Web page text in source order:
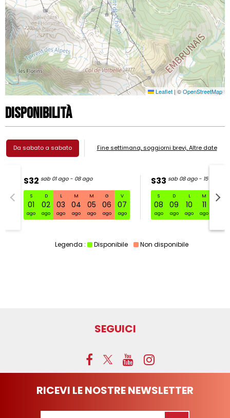
Leaflet |©OpenStreetMap
Disponibilità
Da sabato a sabato Fine settimana, soggiorni brevi, Altre date
S32 sab 01 ago - 08 ago
S
01
ago
D
02
ago
L
03
ago
M
04
ago
M
05
ago
G
06
ago
V
07
ago
S33 sab 08 ago - 15 ago
S
08
ago
D
09
ago
L
10
ago
M
11
ago
M
12
S32 sab 01 ago - 08 ago
Legenda : Disponibile Non disponibile
SEGUICI
RICEVI LE NOSTRE NEWSLETTER